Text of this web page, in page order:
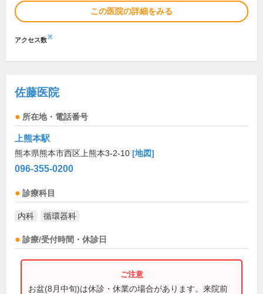
この医院の詳細をみる
アクセス数※
佐藤医院
所在地・電話番号
上熊本駅
熊本県熊本市西区上熊本3-2-10 [地図]
096-355-0200
診療科目
内科 循環器科
診療/受付時間・休診日
お盆(8月中旬)は休診・休業の場合があります。来院前